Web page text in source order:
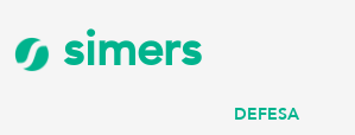
simers
DEFESA